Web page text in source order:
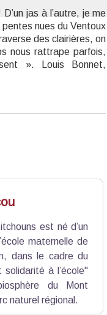
jas à l’autre, je me
nues du Ventoux
des clairières, on
nous rattrape parfois,
». Louis Bonnet,
est né d’un
maternelle de
dans le cadre du
à l’école"
du Mont
naturel régional.